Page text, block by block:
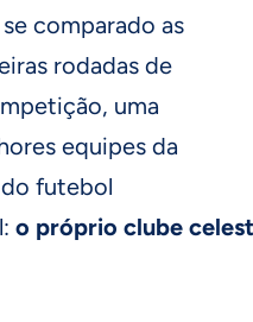
comparado as
rodadas de
uma
equipes da
futebol
o próprio clube